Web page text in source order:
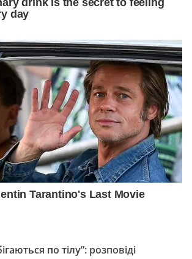
по тілу”: розповіді